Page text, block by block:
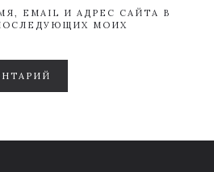
EMAIL И АДРЕС САЙТА В
МОИХ